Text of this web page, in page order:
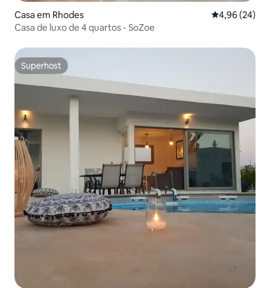
Casa em Rhodes Classificação
4,96 (24)
Casa de luxo de 4 quartos - SoZoe
Superhost
Superhost